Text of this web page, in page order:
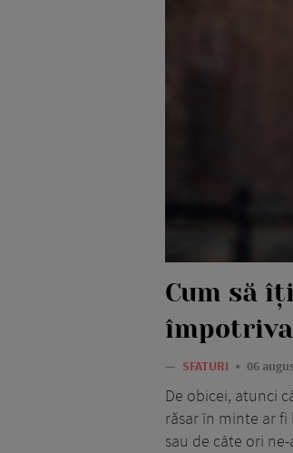
Cum să
— SFATURI 06
De obicei, atunci
răsar în minte ar
sau de câte ori